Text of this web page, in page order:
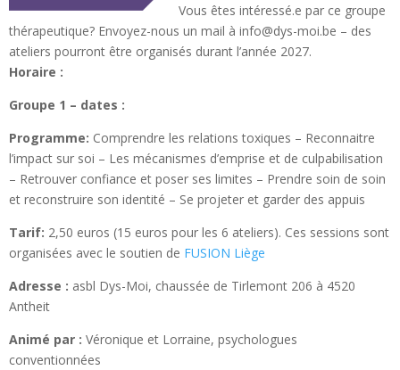
Vous êtes intéressé.e par ce groupe
thérapeutique? Envoyez-nous un mail à info@dys-moi.be – des
ateliers pourront être organisés durant l’année 2027.
Horaire :
Groupe 1 – dates :
Programme: Comprendre les relations toxiques – Reconnaitre
l’impact sur soi – Les mécanismes d’emprise et de culpabilisation
– Retrouver confiance et poser ses limites – Prendre soin de soin
et reconstruire son identité – Se projeter et garder des appuis
Tarif: 2,50 euros (15 euros pour les 6 ateliers). Ces sessions sont
organisées avec le soutien de FUSION Liège
Adresse : asbl Dys-Moi, chaussée de Tirlemont 206 à 4520
Antheit
Animé par : Véronique et Lorraine, psychologues
conventionnées